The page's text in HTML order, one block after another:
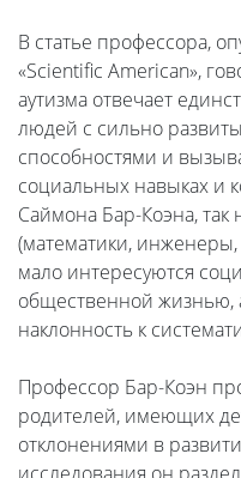
В статье профессора,
«Scientific American»,
аутизма отвечает
людей с сильно
способностями и
социальных навыках и
Саймона Бар-Коэна,
(математики,
мало интересуются
общественной жизнью,
наклонность к
Профессор Бар-Коэн
родителей, имеющих
отклонениями в